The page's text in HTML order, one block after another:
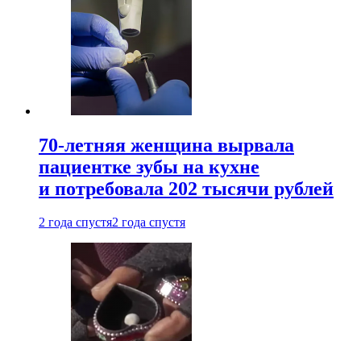
70-летняя женщина вырвала
пациентке зубы на кухне
и потребовала 202 тысячи рублей
2 года спустя2 года спустя